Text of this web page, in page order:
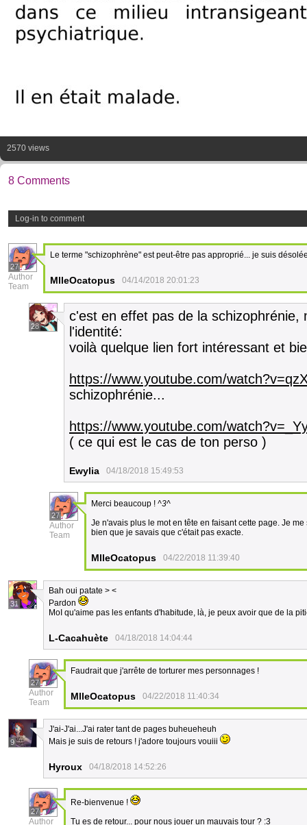
2570 views
8 Comments
Log-in to comment
27
Author
Team
Le terme "schizophrène" est peut-être pas approprié... je suis
MlleOcatopus 04/14/2018 20:01:23
28
c'est en effet pas de la schizophrénie,
l'identité:
voilà quelque lien fort intéressant et
https://www.youtube.com/
schizophrénie...
https://www.youtube.com/
( ce qui est le cas de ton perso )
Ewylia 04/18/2018 15:49:53
27
Author
Team
Merci beaucoup ! ^3^
Je n'avais plus le mot en tête en faisant cette page. Je
bien que je savais que c'était pas exacte.
MlleOcatopus 04/22/2018 11:39:40
31
Bah oui patate > <
Pardon
MoI qu'aime pas les enfants d'habitude, là, je peux avoir que de la
L-Cacahuète 04/18/2018 14:04:44
27
Author
Team
Faudrait que j'arrête de torturer mes personnages !
MlleOcatopus 04/22/2018 11:40:34
9
J'ai-J'ai...J'ai rater tant de pages buheueheuh
Mais je suis de retours ! j'adore toujours vouiii
Hyroux 04/18/2018 14:52:26
27
Author
Re-bienvenue !
Tu es de retour... pour nous jouer un mauvais tour ? :3